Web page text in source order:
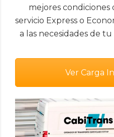
mejores condiciones
servicio Express o
a las necesidades de
Ver Carga